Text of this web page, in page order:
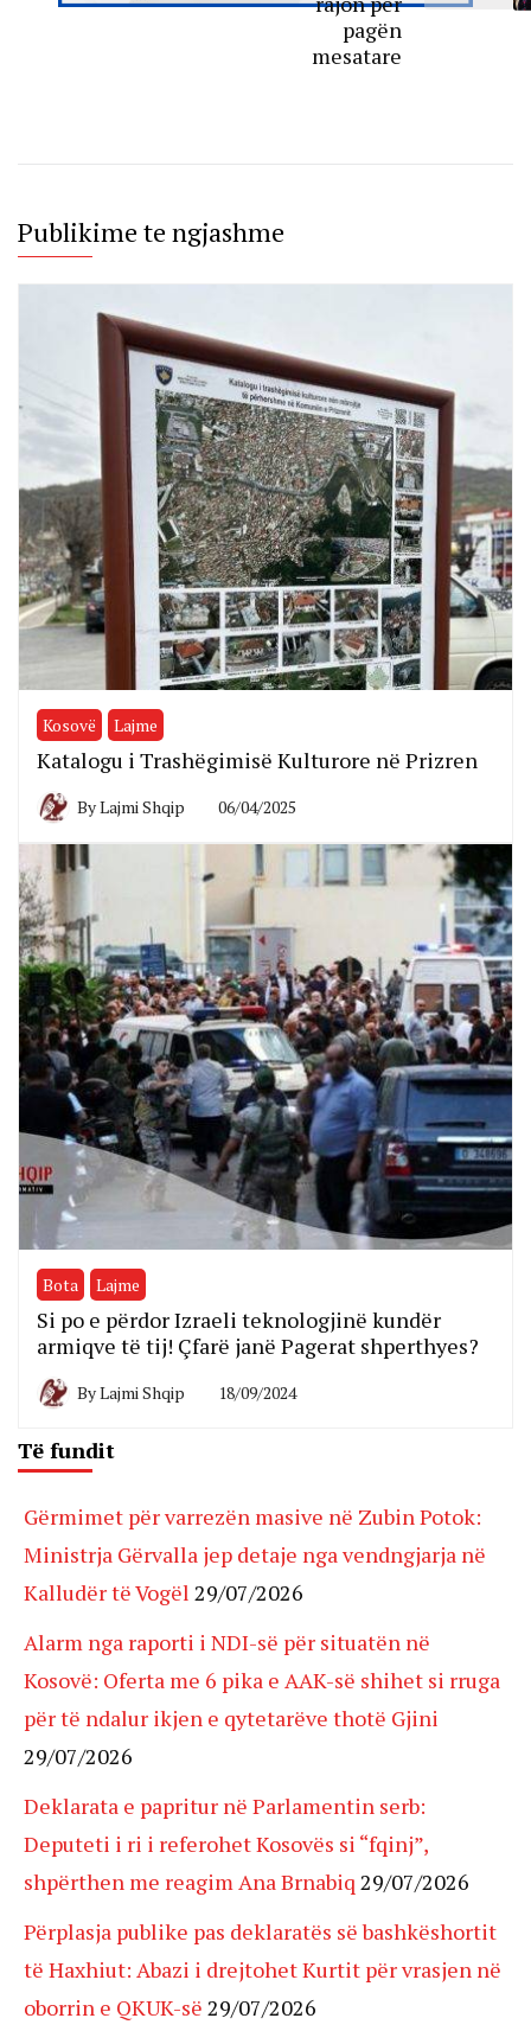
pagën
mesatare
Publikime te ngjashme
Kosovë Lajme
Katalogu i Trashëgimisë Kulturore në Prizren
ByLajmi Shqip 06/04/2025
Bota Lajme
Si po e përdor Izraeli teknologjinë kundër
armiqve të tij! Çfarë janë Pagerat shperthyes?
ByLajmi Shqip 18/09/2024
Të fundit
Gërmimet për varrezën masive në Zubin Potok:
Ministrja Gërvalla jep detaje nga vendngjarja në
Kalludër të Vogël 29/07/2026
Alarm nga raporti i NDI-së për situatën në
Kosovë: Oferta me 6 pika e AAK-së shihet si rruga
për të ndalur ikjen e qytetarëve thotë Gjini
29/07/2026
Deklarata e papritur në Parlamentin serb:
Deputeti i ri i referohet Kosovës si “fqinj”,
shpërthen me reagim Ana Brnabiq 29/07/2026
Përplasja publike pas deklaratës së bashkëshortit
të Haxhiut: Abazi i drejtohet Kurtit për vrasjen në
oborrin e QKUK-së 29/07/2026